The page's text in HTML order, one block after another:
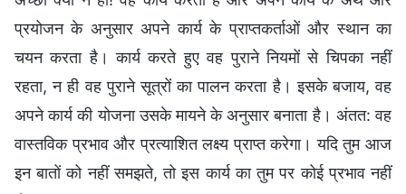
प्रयोजन के अनुसार अपने कार्य के प्राप्तकर्ताओं और स्थान का
चयन करता है। कार्य करते हुए वह पुराने नियमों से चिपका नहीं
रहता, न ही वह पुराने सूत्रों का पालन करता है। इसके बजाय, वह
अपने कार्य की योजना उसके मायने के अनुसार बनाता है। अंतत: वह
वास्तविक प्रभाव और प्रत्याशित लक्ष्य प्राप्त करेगा। यदि तुम आज
इन बातों को नहीं समझते, तो इस कार्य का तुम पर कोई प्रभाव नहीं